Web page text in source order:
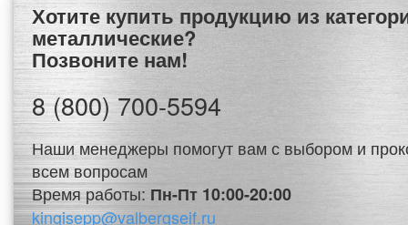
Хотите купить продукцию из категории Стеллажи
металлические?
Позвоните нам!
8 (800) 700-5594
Наши менеджеры помогут вам с выбором и
всем вопросам
Время работы: Пн-Пт 10:00-20:00
kingisepp@valbergseif.ru